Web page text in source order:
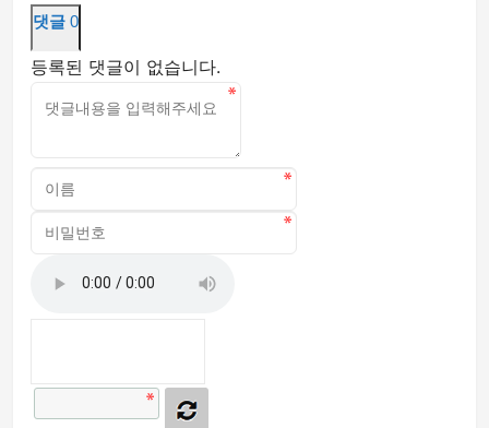
댓글 0
등록된 댓글이 없습니다.